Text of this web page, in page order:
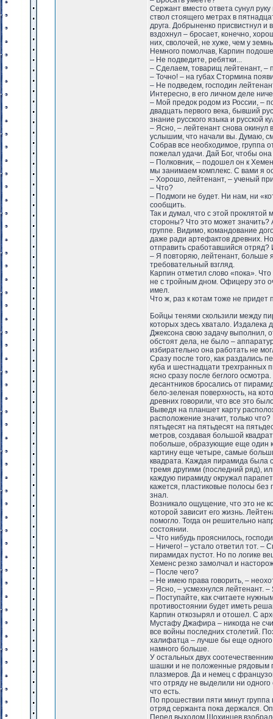
Сержант вместо ответа сунул
ствол стоящего метрах в
друга. Добрыненко присвистнул
вздохнул – бросает, конечно,
них, сволочей, не хуже, чем у
Немного помолчав, Карпин
– Не подведите, ребятки...
– Сделаем, товарищ лейтенант, –
– Точно! – на губах Стормина
– Не подведем, господин
Интересно, в его личном деле
– Мой предок родом из России, –
двадцать первого века, бывший
знание русского языка и русской
– Ясно, – лейтенант снова окинул
услышим, что начали вы. Думаю,
Собрав все необходимое, группа
пожелал удачи. Дай Бог, чтобы
– Полковник, – подошел он к
мы занимаем комплекс. С вами я
– Хорошо, лейтенант, – ученый
– Что?
– Подмоги не будет. Ни нам, ни
сообщить.
Так и думал, что с этой проклятой
стороны? Что это может значить?
группе. Видимо, командование
даже ради артефактов древних.
отправить сработавшийся отряд?
– Я повторяю, лейтенант, больше
требовательный взгляд.
Карпин отметил слово «пока».
не с тройным дном. Офицеру это
имел.
Что ж, раз к котам тоже не
Бойцы тенями скользили между
которых здесь хватало. Издалека
Джексона свою задачу выполнил,
обстоят дела, не было –
избирательно она работать не
Сразу после того, как раздались
куба и шестнадцати трехгранных
ясно сразу после беглого
десантников бросались от
бело-зеленая поверхность, на
древних говорили, что все это
Выведя на планшет карту
расположение значит, только
пятьдесят на пятьдесят на
метров, создавая большой
побольше, образующие еще один
картину еще четыре, самые
квадрата. Каждая пирамида была
тремя другими (последний ряд),
каждую пирамиду окружал
кажется, пластиковые полосы без
знал.
Возникало ощущение, что это не
которой зависит его жизнь.
помогло. Тогда он решительно
состоянии.
– Что нибудь прояснилось,
– Ничего! – устало ответил тот. –
пирамидах пустот. Но по логике
Хеменс резко замолчал и
– После чего?
– Не имею права говорить, –
– Ясно, – усмехнулся лейтенант.
– Поступайте, как считаете
противостоянии будет иметь
Карпин откозырял и отошел. С
Мустафу Джафира – никогда не
все войны последних столетий.
халифатца – лучше бы еще одного
намного больше.
У остальных двух
шашки и не положенные рядовым
плазмеров. Да и немец с
что отряду не выделили ни одного
что есть.
По прошествии пяти минут
отряд сержанта пока держался.
Перед выходом Шохинцев